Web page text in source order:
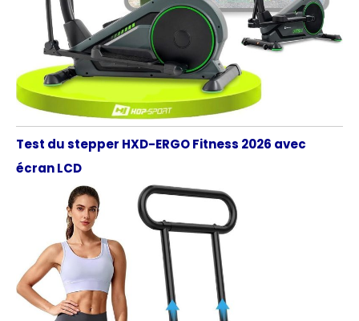
Test du stepper HXD-ERGO Fitness 2026 avec
écran LCD